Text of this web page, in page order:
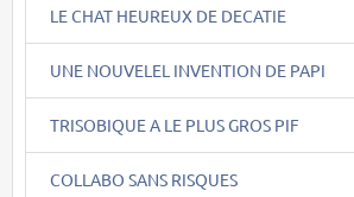
LE CHAT HEUREUX DE DECATIE
UNE NOUVELEL INVENTION DE PAPI
TRISOBIQUE A LE PLUS GROS PIF
COLLABO SANS RISQUES